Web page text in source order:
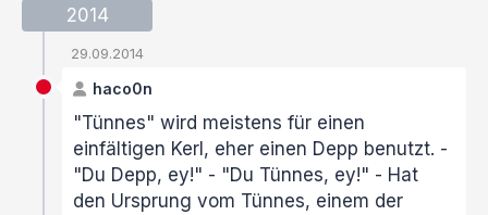
2014
29.09.2014
haco0n
"Tünnes" wird meistens für einen
einfältigen Kerl, eher einen Depp benutzt. -
"Du Depp, ey!" - "Du Tünnes, ey!" - Hat
den Ursprung vom Tünnes, einem der